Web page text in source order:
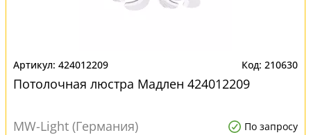
424012209 210630
Потолочная люстра Мадлен 424012209
MW-Light (Германия) По запросу